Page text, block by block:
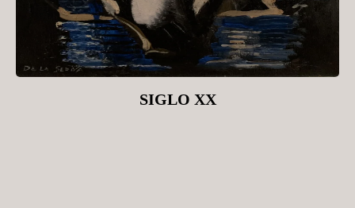
SIGLO XX